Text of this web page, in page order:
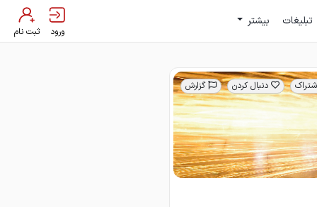
تبلیغات بیشتر
ورود ثبت نام
دنبال کردن گزارش